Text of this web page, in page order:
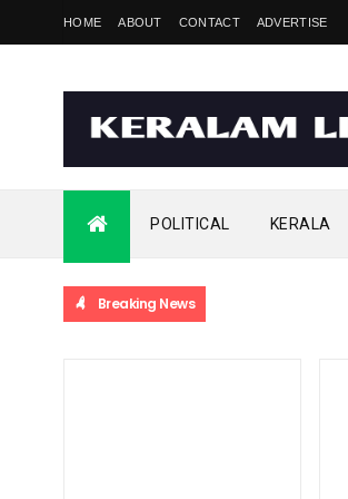
HOME ABOUT CONTACT ADVERTISE
POLITICAL KERALA
Breaking News